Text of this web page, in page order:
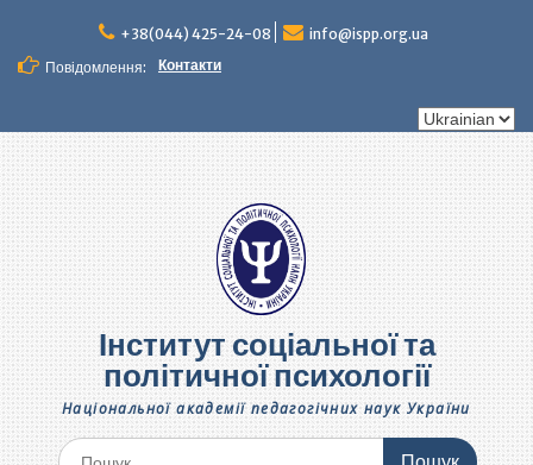
вмісту
+38(044) 425-24-08
info@ispp.org.ua
Повідомлення:
Контакти
Вибрати
Інститут соціальної та
політичної психології
Національної академії педагогічних наук України
Шукати: